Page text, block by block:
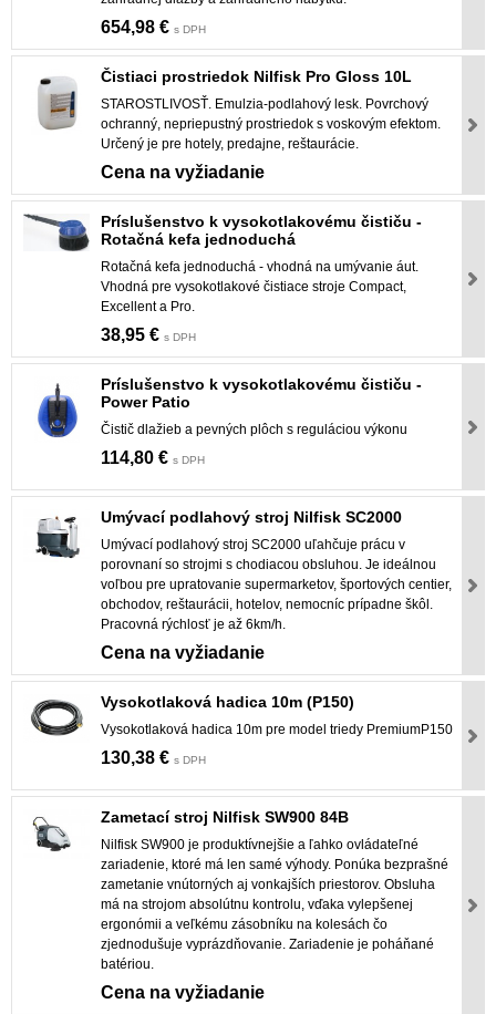
654,98 € s DPH
Čistiaci prostriedok Nilfisk Pro Gloss 10L
STAROSTLIVOSŤ. Emulzia-podlahový lesk. Povrchový
ochranný, nepriepustný prostriedok s voskovým efektom.
Určený je pre hotely, predajne, reštaurácie.
Cena na vyžiadanie
Príslušenstvo k vysokotlakovému čističu -
Rotačná kefa jednoduchá
Rotačná kefa jednoduchá - vhodná na umývanie áut.
Vhodná pre vysokotlakové čistiace stroje Compact,
Excellent a Pro.
38,95 € s DPH
Príslušenstvo k vysokotlakovému čističu -
Power Patio
Čistič dlažieb a pevných plôch s reguláciou výkonu
114,80 € s DPH
Umývací podlahový stroj Nilfisk SC2000
Umývací podlahový stroj SC2000 uľahčuje prácu v
porovnaní so strojmi s chodiacou obsluhou. Je ideálnou
voľbou pre upratovanie supermarketov, športových centier,
obchodov, reštaurácii, hotelov, nemocníc prípadne škôl.
Pracovná rýchlosť je až 6km/h.
Cena na vyžiadanie
Vysokotlaková hadica 10m (P150)
Vysokotlaková hadica 10m pre model triedy PremiumP150
130,38 € s DPH
Zametací stroj Nilfisk SW900 84B
Nilfisk SW900 je produktívnejšie a ľahko ovládateľné
zariadenie, ktoré má len samé výhody. Ponúka bezprašné
zametanie vnútorných aj vonkajších priestorov. Obsluha
má na strojom absolútnu kontrolu, vďaka vylepšenej
ergonómii a veľkému zásobníku na kolesách čo
zjednodušuje vyprázdňovanie. Zariadenie je poháňané
batériou.
Cena na vyžiadanie